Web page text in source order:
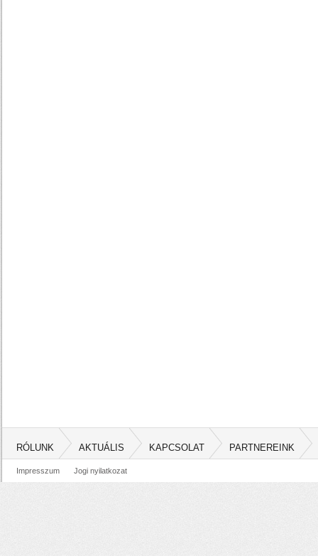
RÓLUNK AKTUÁLIS KAPCSOLAT PARTNEREINK
Impresszum Jogi nyilatkozat